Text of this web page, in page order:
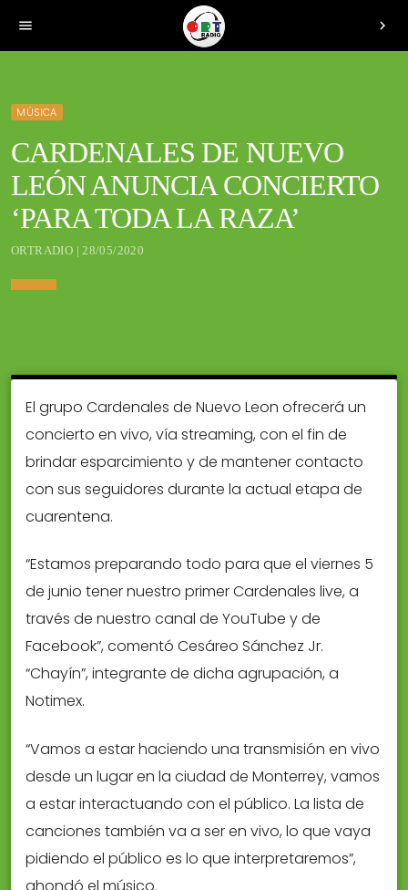
menu chevron_right
MÚSICA
CARDENALES DE NUEVO
LEÓN ANUNCIA CONCIERTO
‘PARA TODA LA RAZA’
ORTRADIO | 28/05/2020
El grupo Cardenales de Nuevo Leon ofrecerá un
concierto en vivo, vía streaming, con el fin de
brindar esparcimiento y de mantener contacto
con sus seguidores durante la actual etapa de
cuarentena.
“Estamos preparando todo para que el viernes 5
de junio tener nuestro primer Cardenales live, a
través de nuestro canal de YouTube y de
Facebook”, comentó Cesáreo Sánchez Jr.
“Chayín”, integrante de dicha agrupación, a
Notimex.
“Vamos a estar haciendo una transmisión en vivo
desde un lugar en la ciudad de Monterrey, vamos
a estar interactuando con el público. La lista de
canciones también va a ser en vivo, lo que vaya
pidiendo el público es lo que interpretaremos”,
ahondó el músico.